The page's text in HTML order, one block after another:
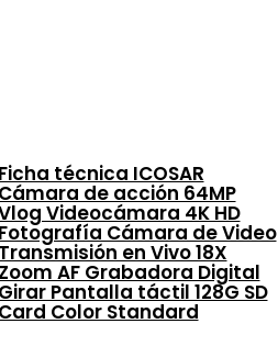
Ficha técnica ICOSAR
Cámara de acción 64MP
Videocámara 4K HD
Fotografía Cámara de Video
Transmisión en Vivo 18X
Zoom AF Grabadora Digital
Girar Pantalla táctil 128G SD
Card Color Standard